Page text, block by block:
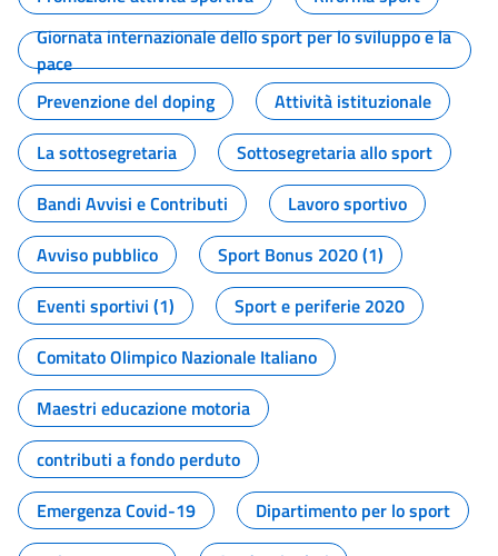
Giornata internazionale dello sport per lo sviluppo e la
pace
Prevenzione del doping
Attività istituzionale
La sottosegretaria
Sottosegretaria allo sport
Bandi Avvisi e Contributi
Lavoro sportivo
Avviso pubblico
Sport Bonus 2020 (1)
Eventi sportivi (1)
Sport e periferie 2020
Comitato Olimpico Nazionale Italiano
Maestri educazione motoria
contributi a fondo perduto
Emergenza Covid-19
Dipartimento per lo sport